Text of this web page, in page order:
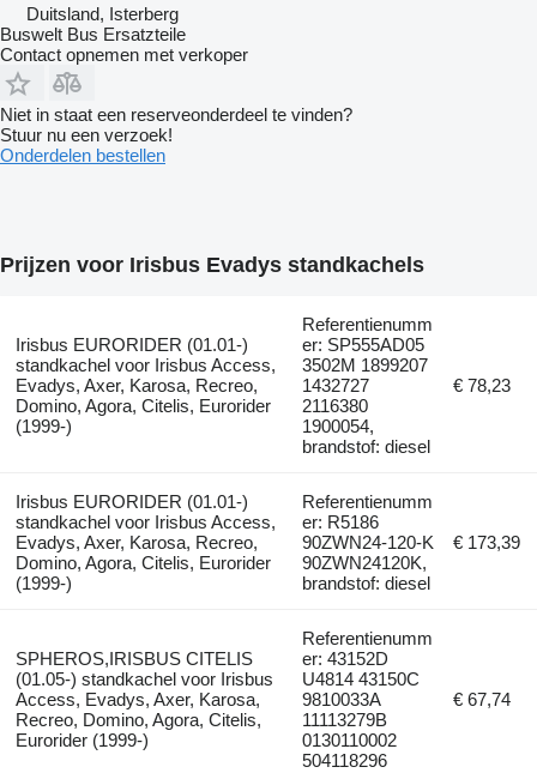
Duitsland, Isterberg
Buswelt Bus Ersatzteile
Contact opnemen met verkoper
Niet in staat een reserveonderdeel te vinden?
Stuur nu een verzoek!
Onderdelen bestellen
Prijzen voor Irisbus Evadys standkachels
Irisbus EURORIDER (01.01-)
standkachel voor Irisbus Access,
Evadys, Axer, Karosa, Recreo,
Domino, Agora, Citelis, Eurorider
(1999-)
Referentienumm
er: SP555AD05
3502M 1899207
1432727
2116380
1900054,
brandstof: diesel
€ 78,23
Irisbus EURORIDER (01.01-)
standkachel voor Irisbus Access,
Evadys, Axer, Karosa, Recreo,
Domino, Agora, Citelis, Eurorider
(1999-)
Referentienumm
er: R5186
90ZWN24-120-K
90ZWN24120K,
brandstof: diesel
€ 173,39
SPHEROS,IRISBUS CITELIS
(01.05-) standkachel voor Irisbus
Access, Evadys, Axer, Karosa,
Recreo, Domino, Agora, Citelis,
Eurorider (1999-)
Referentienumm
er: 43152D
U4814 43150C
9810033A
11113279B
0130110002
504118296
€ 67,74